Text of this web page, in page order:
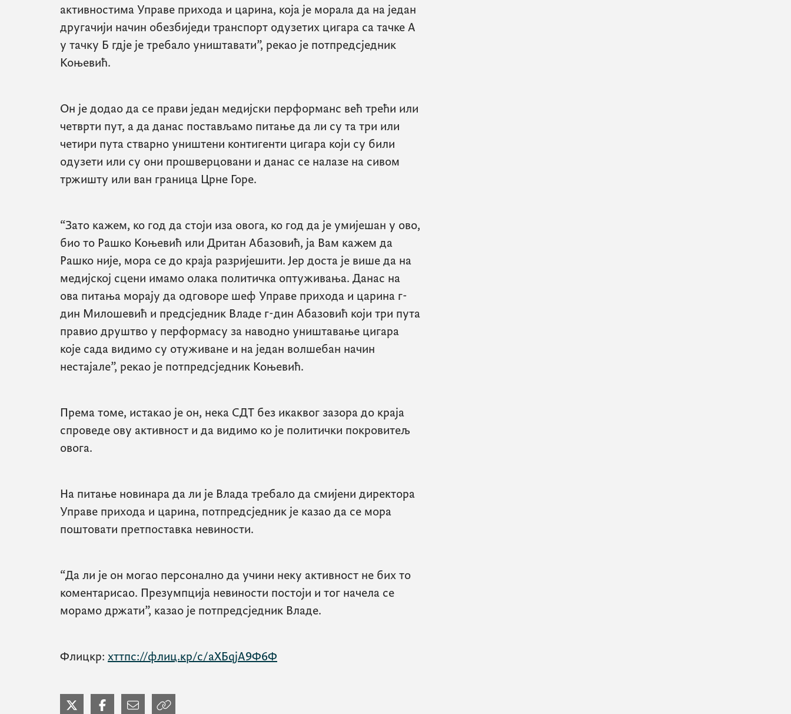
активностима Управе прихода и царина, која је морала да на један
другачији начин обезбиједи транспорт одузетих цигара са тачке А
у тачку Б гдје је требало уништавати”, рекао је потпредсједник
Коњевић.
Он је додао да се прави један медијски перформанс већ трећи или
четврти пут, а да данас постављамо питање да ли су та три или
четири пута стварно уништени контигенти цигара који су били
одузети или су они прошверцовани и данас се налазе на сивом
тржишту или ван граница Црне Горе.
“Зато кажем, ко год да стоји иза овога, ко год да је умијешан у ово,
био то Рашко Коњевић или Дритан Абазовић, ја Вам кажем да
Рашко није, мора се до краја разријешити. Јер доста је више да на
медијској сцени имамо олака политичка оптуживања. Данас на
ова питања морају да одговоре шеф Управе прихода и царина г-
дин Милошевић и предсједник Владе г-дин Абазовић који три пута
правио друштво у перформасу за наводно уништавање цигара
које сада видимо су отуживане и на један волшебан начин
нестајале”, рекао је потпредсједник Коњевић.
Према томе, истакао је он, нека СДТ без икаквог зазора до краја
спроведе ову активност и да видимо ко је политички покровитељ
овога.
На питање новинара да ли је Влада требало да смијени директора
Управе прихода и царина, потпредсједник је казао да се мора
поштовати претпоставка невиности.
“Да ли је он могао персонално да учини неку активност не бих то
коментарисао. Презумпција невиности постоји и тог начела се
морамо држати”, казао је потпредсједник Владе.
Флицкр: хттпс://флиц.кр/с/аХБqјА9Ф6Ф